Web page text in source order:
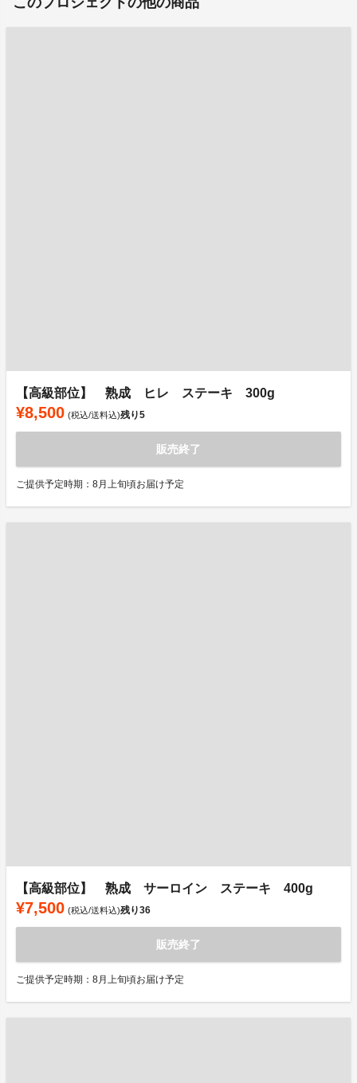
【高級部位】 熟成 ヒレ ステーキ 300g
¥8,500 (税込/送料込)残り5
販売終了
ご提供予定時期：8月上旬頃お届け予定
【高級部位】 熟成 サーロイン ステーキ 400g
¥7,500 (税込/送料込)残り36
販売終了
ご提供予定時期：8月上旬頃お届け予定